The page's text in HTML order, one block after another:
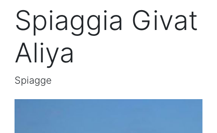
Spiaggia Givat
Aliya
Spiagge